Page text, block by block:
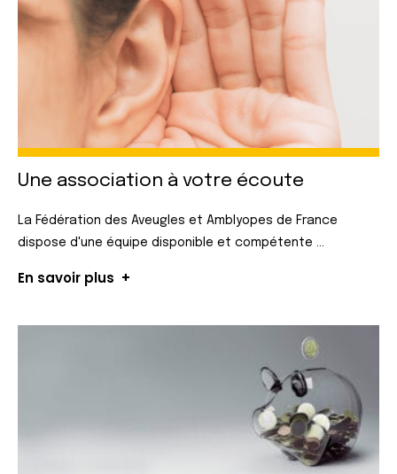
Une association à votre écoute
La Fédération des Aveugles et Amblyopes de France
dispose d'une équipe disponible et compétente ...
En savoir plus